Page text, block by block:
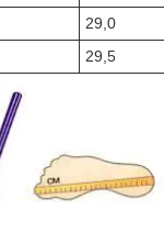
29,0
29,5